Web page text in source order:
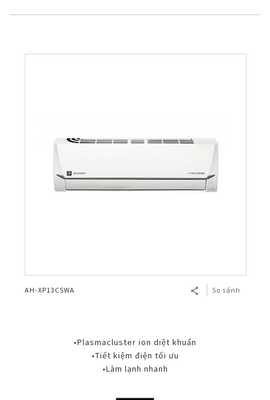
AH-XP13CSWA So sánh
•Plasmacluster ion diệt khuẩn
•Tiết kiệm điện tối ưu
•Làm lạnh nhanh